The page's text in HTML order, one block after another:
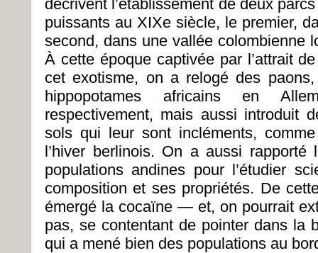
décrivent l’établissement de deux
puissants au XIXe siècle, le premier,
second, dans une vallée colombienne
À cette époque captivée par l’attrait
cet exotisme, on a relogé des
hippopotames africains en
respectivement, mais aussi introduit
sols qui leur sont incléments,
l’hiver berlinois. On a aussi
populations andines pour l’étudier
composition et ses propriétés. De
émergé la cocaïne — et, on pourrait
pas, se contentant de pointer dans la
qui a mené bien des populations au